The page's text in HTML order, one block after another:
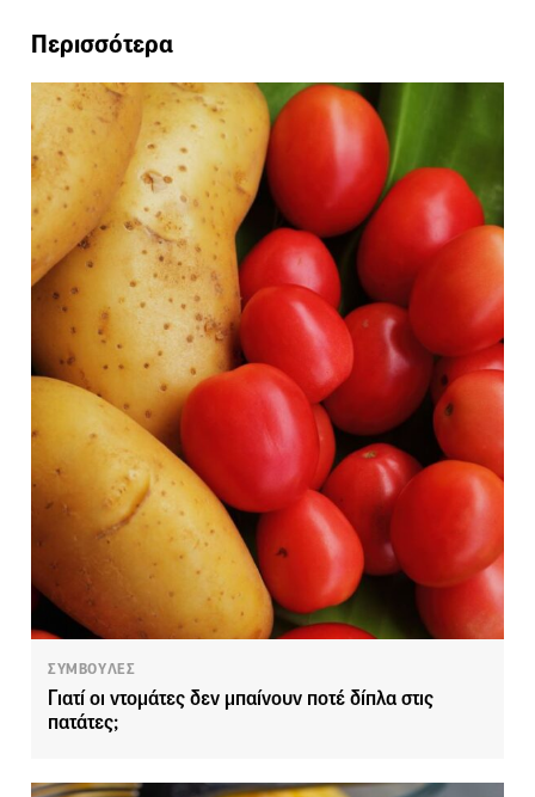
Περισσότερα
ΣΥΜΒΟΥΛΕΣ
Γιατί οι ντομάτες δεν μπαίνουν ποτέ δίπλα στις
πατάτες;